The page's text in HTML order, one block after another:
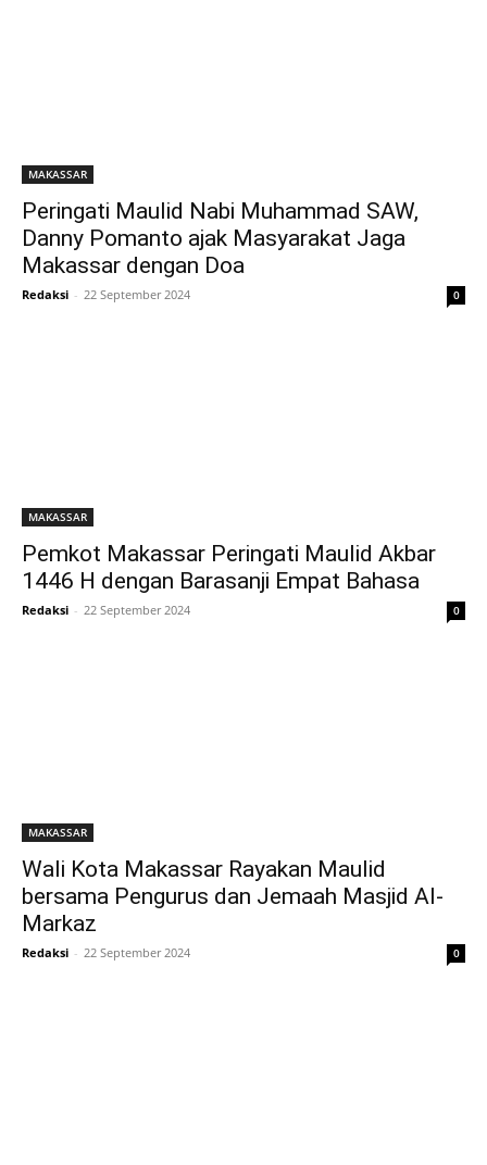
MAKASSAR
Peringati Maulid Nabi Muhammad SAW,
Danny Pomanto ajak Masyarakat Jaga
Makassar dengan Doa
Redaksi - 22 September 2024 0
MAKASSAR
Pemkot Makassar Peringati Maulid Akbar
1446 H dengan Barasanji Empat Bahasa
Redaksi - 22 September 2024 0
MAKASSAR
Wali Kota Makassar Rayakan Maulid
bersama Pengurus dan Jemaah Masjid Al-
Markaz
Redaksi - 22 September 2024 0